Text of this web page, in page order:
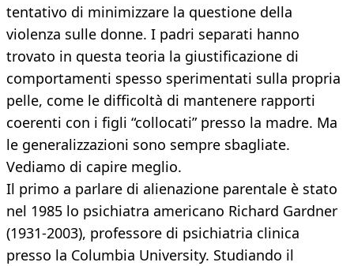
tentativo di minimizzare la questione della
violenza sulle donne. I padri separati hanno
trovato in questa teoria la giustificazione di
comportamenti spesso sperimentati sulla propria
pelle, come le difficoltà di mantenere rapporti
coerenti con i figli “collocati” presso la madre. Ma
le generalizzazioni sono sempre sbagliate.
Vediamo di capire meglio.
Il primo a parlare di alienazione parentale è stato
nel 1985 lo psichiatra americano Richard Gardner
(1931-2003), professore di psichiatria clinica
presso la Columbia University. Studiando il